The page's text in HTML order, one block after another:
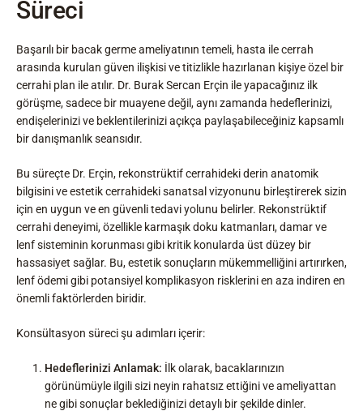
Süreci
Başarılı bir bacak germe ameliyatının temeli, hasta ile cerrah
arasında kurulan güven ilişkisi ve titizlikle hazırlanan kişiye özel bir
cerrahi plan ile atılır. Dr. Burak Sercan Erçin ile yapacağınız ilk
görüşme, sadece bir muayene değil, aynı zamanda hedeflerinizi,
endişelerinizi ve beklentilerinizi açıkça paylaşabileceğiniz kapsamlı
bir danışmanlık seansıdır.
Bu süreçte Dr. Erçin, rekonstrüktif cerrahideki derin anatomik
bilgisini ve estetik cerrahideki sanatsal vizyonunu birleştirerek sizin
için en uygun ve en güvenli tedavi yolunu belirler. Rekonstrüktif
cerrahi deneyimi, özellikle karmaşık doku katmanları, damar ve
lenf sisteminin korunması gibi kritik konularda üst düzey bir
hassasiyet sağlar. Bu, estetik sonuçların mükemmelliğini artırırken,
lenf ödemi gibi potansiyel komplikasyon risklerini en aza indiren en
önemli faktörlerden biridir.
Konsültasyon süreci şu adımları içerir:
Hedeflerinizi Anlamak: İlk olarak, bacaklarınızın
görünümüyle ilgili sizi neyin rahatsız ettiğini ve ameliyattan
ne gibi sonuçlar beklediğinizi detaylı bir şekilde dinler.